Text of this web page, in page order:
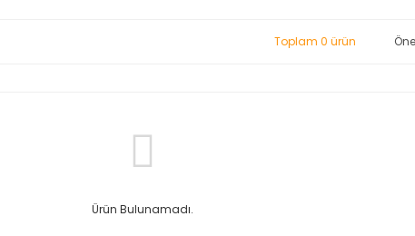
Toplam 0 ürün
Ürün Bulunamadı.